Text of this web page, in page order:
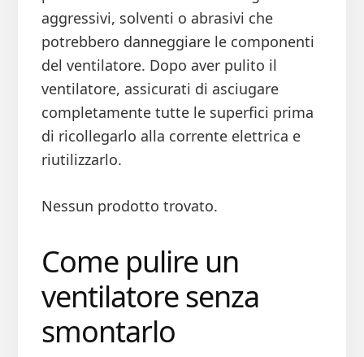
aggressivi, solventi o abrasivi che
potrebbero danneggiare le componenti
del ventilatore. Dopo aver pulito il
ventilatore, assicurati di asciugare
completamente tutte le superfici prima
di ricollegarlo alla corrente elettrica e
riutilizzarlo.
Nessun prodotto trovato.
Come pulire un
ventilatore senza
smontarlo